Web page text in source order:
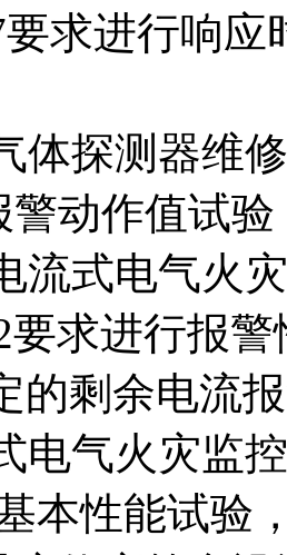
要求进行响
体探测器维
警动作值试
流式电气火
要求进行报
的剩余电流
电气火灾监
本性能试验